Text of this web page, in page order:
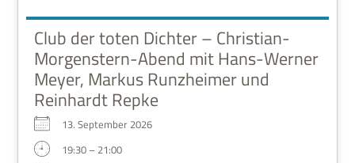
Club der toten Dichter – Christian-
Morgenstern-Abend mit Hans-Werner
Meyer, Markus Runzheimer und
Reinhardt Repke
13. Sep­tem­ber 2026
19:30 – 21:00